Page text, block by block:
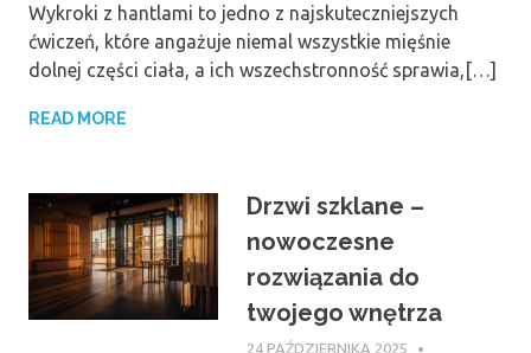
Wykroki z hantlami to jedno z najskuteczniejszych
ćwiczeń, które angażuje niemal wszystkie mięśnie
dolnej części ciała, a ich wszechstronność sprawia,[…]
READ MORE
Drzwi szklane –
nowoczesne
rozwiązania do
twojego wnętrza
24 PAŹDZIERNIKA 2025